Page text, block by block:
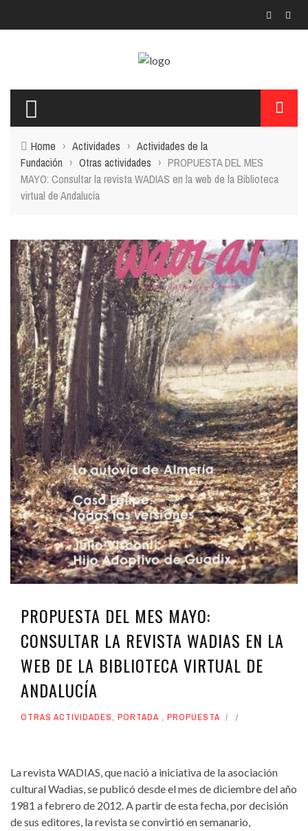
LA FUNDACIÓN
FUNDADOR Y SU OBRA
LA CASA MUSEO
ACTIVIDADES
TRANSPARENCIA
Home › Actividades › Actividades de la
Fundación › Otras actividades › PROPUESTA DEL MES
MAYO: Consultar la revista WADIAS en la web de la Biblioteca
virtual de Andalucía
PROPUESTA DEL MES MAYO:
CONSULTAR LA REVISTA WADIAS EN LA
WEB DE LA BIBLIOTECA VIRTUAL DE
ANDALUCÍA
OTRAS ACTIVIDADES, PORTADA , PROPUESTA
La revista WADIAS, que nació a iniciativa de la asociación
cultural Wadias, se publicó desde el mes de diciembre del año
1981 a febrero de 2012. A partir de esta fecha, por decisión
de sus editores, la revista se convirtió en semanario,